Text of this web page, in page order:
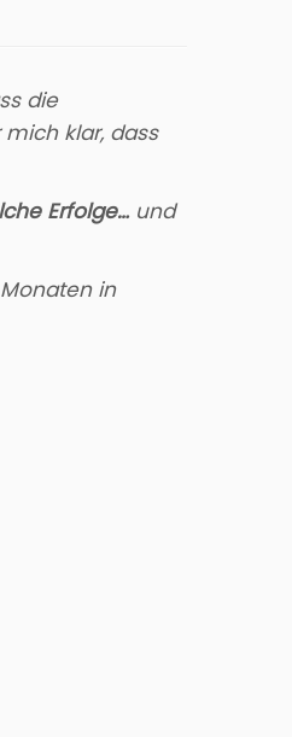
die
klar, dass
Erfolge… und
in